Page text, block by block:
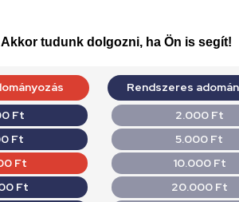
Akkor tudunk dolgozni, ha Ön is segít!